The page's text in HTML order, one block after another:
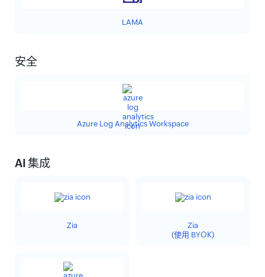
LAMA
安全
Azure Log Analytics Workspace
AI 集成
Zia
Zia
(使用 BYOK)